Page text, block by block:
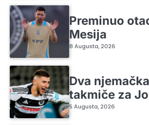
Preminuo
Mesija
8 Augusta, 2026
Dva
takmiče za
5 Augusta, 2026